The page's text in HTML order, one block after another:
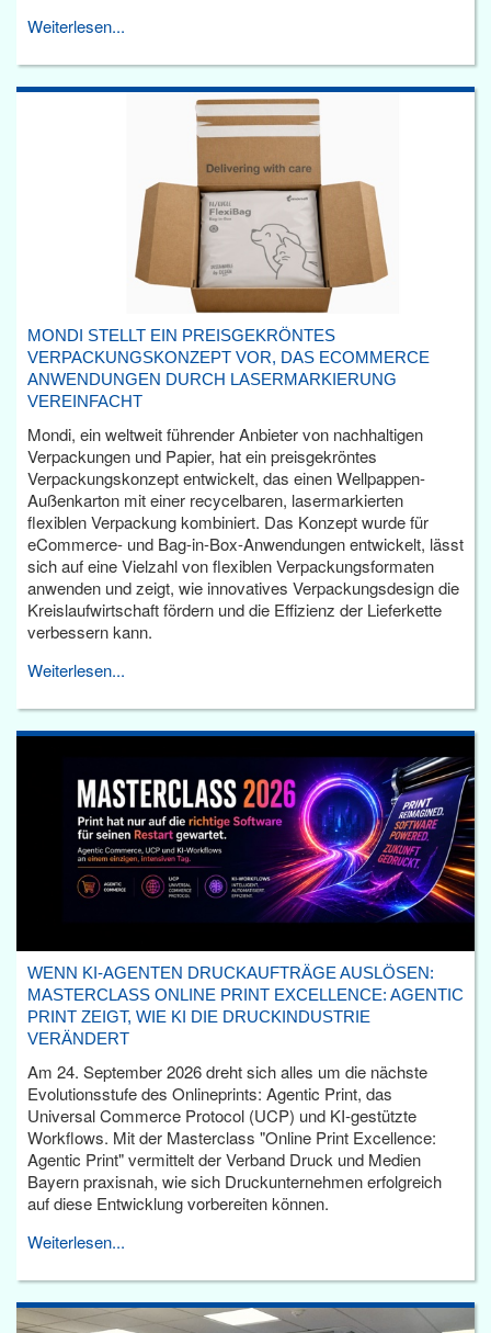
Weiterlesen...
MONDI STELLT EIN PREISGEKRÖNTES
VERPACKUNGSKONZEPT VOR, DAS ECOMMERCE
ANWENDUNGEN DURCH LASERMARKIERUNG
VEREINFACHT
Mondi, ein weltweit führender Anbieter von nachhaltigen
Verpackungen und Papier, hat ein preisgekröntes
Verpackungskonzept entwickelt, das einen Wellpappen-
Außenkarton mit einer recycelbaren, lasermarkierten
flexiblen Verpackung kombiniert. Das Konzept wurde für
eCommerce- und Bag-in-Box-Anwendungen entwickelt, lässt
sich auf eine Vielzahl von flexiblen Verpackungsformaten
anwenden und zeigt, wie innovatives Verpackungsdesign die
Kreislaufwirtschaft fördern und die Effizienz der Lieferkette
verbessern kann.
Weiterlesen...
WENN KI-AGENTEN DRUCKAUFTRÄGE AUSLÖSEN:
MASTERCLASS ONLINE PRINT EXCELLENCE: AGENTIC
PRINT ZEIGT, WIE KI DIE DRUCKINDUSTRIE
VERÄNDERT
Am 24. September 2026 dreht sich alles um die nächste
Evolutionsstufe des Onlineprints: Agentic Print, das
Universal Commerce Protocol (UCP) und KI-gestützte
Workflows. Mit der Masterclass "Online Print Excellence:
Agentic Print" vermittelt der Verband Druck und Medien
Bayern praxisnah, wie sich Druckunternehmen erfolgreich
auf diese Entwicklung vorbereiten können.
Weiterlesen...